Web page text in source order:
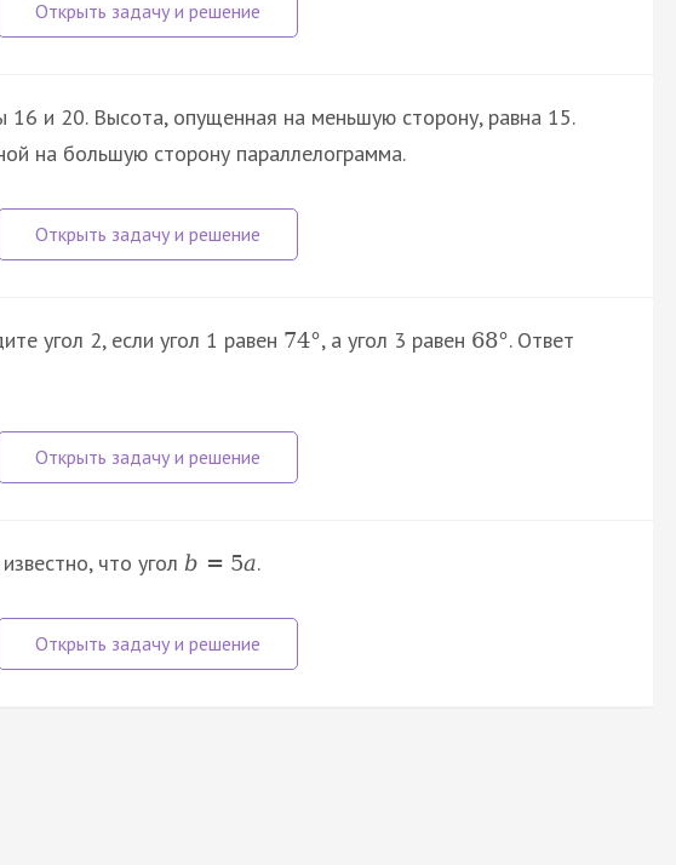
16 и 20. Высота, опущенная на меньшую сторону, равна 15.
на большую сторону параллелограмма.
угол 2, если угол 1 равен 74°, а угол 3 равен 68°. Ответ
что угол b = 5a.